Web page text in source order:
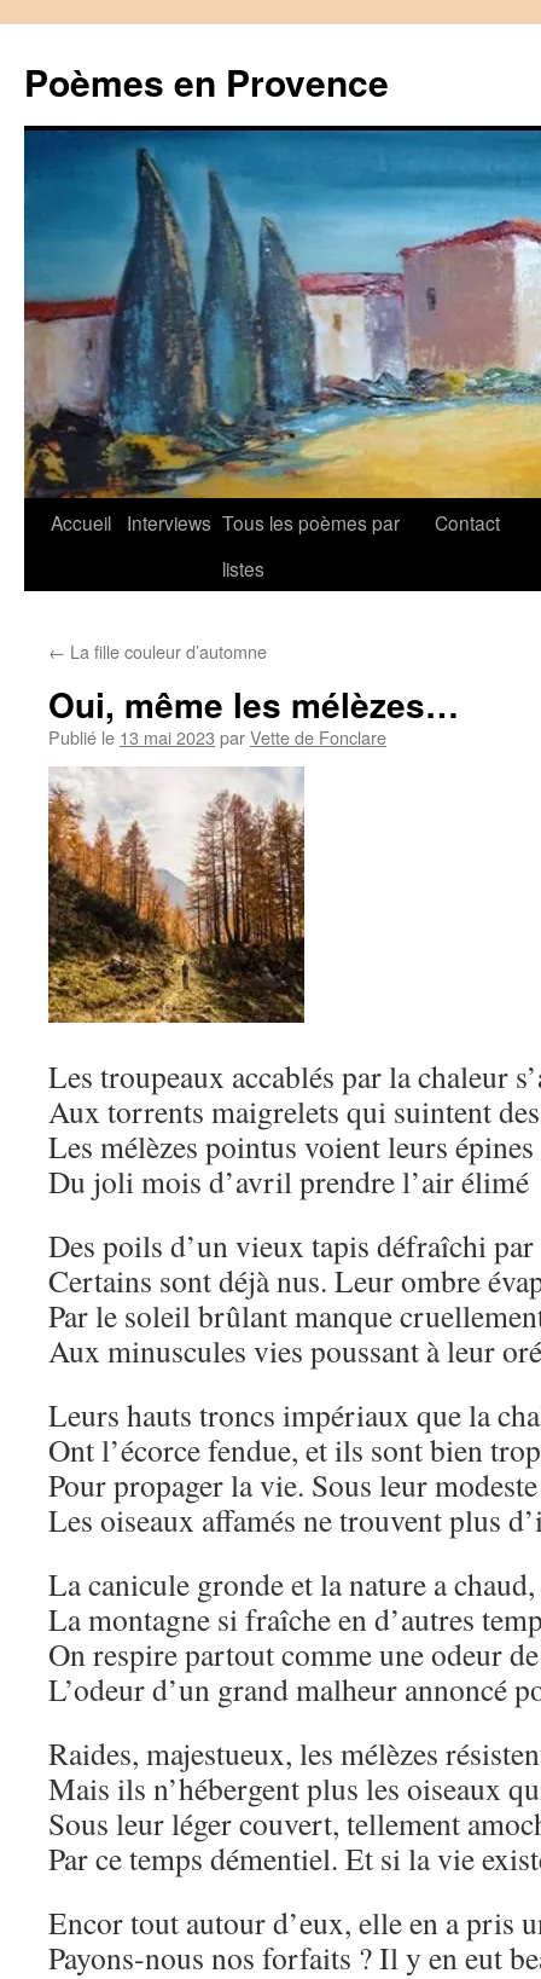
contenu
Poèmes en Provence
Accueil Interviews Tous les poèmes par
listes
Contact
← La fille couleur d’automne
Oui, même les mélèzes…
Publié le 13 mai 2023 parVette de Fonclare
Les troupeaux accablés par la chaleur
Aux torrents maigrelets qui suintent
Les mélèzes pointus voient leurs épines
Du joli mois d’avril prendre l’air élimé
Des poils d’un vieux tapis défraîchi par
Certains sont déjà nus. Leur ombre
Par le soleil brûlant manque
Aux minuscules vies poussant à leur
Leurs hauts troncs impériaux que la
Ont l’écorce fendue, et ils sont bien
Pour propager la vie. Sous leur
Les oiseaux affamés ne trouvent plus
La canicule gronde et la nature a chaud,
La montagne si fraîche en d’autres
On respire partout comme une odeur
L’odeur d’un grand malheur annoncé
Raides, majestueux, les mélèzes
Mais ils n’hébergent plus les oiseaux
Sous leur léger couvert, tellement
Par ce temps démentiel. Et si la vie
Encor tout autour d’eux, elle en a pris
Payons-nous nos forfaits ? Il y en eut